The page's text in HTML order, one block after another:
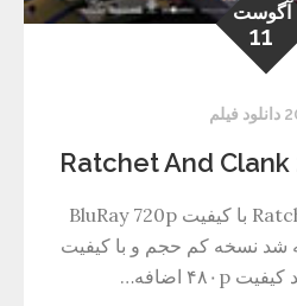
آگوست
11
Ratchet And Clank 2016 با کیفیت BluRay 720p
شد نسخه کم حجم و با کیفیت